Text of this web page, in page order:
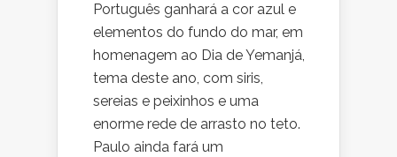
Português ganhará a cor azul e
elementos do fundo do mar, em
homenagem ao Dia de Yemanjá,
tema deste ano, com siris,
sereias e peixinhos e uma
enorme rede de arrasto no teto.
Paulo ainda fará um